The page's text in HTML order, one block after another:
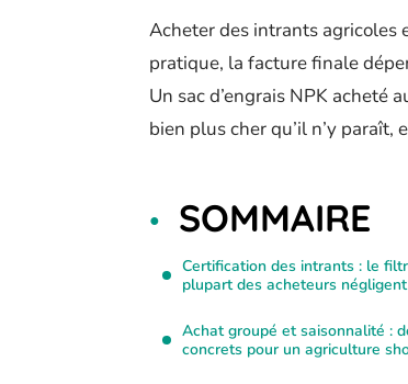
Acheter des intrants agricoles
pratique, la facture finale
Un sac d’engrais NPK acheté
bien plus cher qu’il n’y
SOMMAIRE
Certification des intrants : le
plupart des acheteurs négligent
Achat groupé et saisonnalité :
concrets pour un agriculture